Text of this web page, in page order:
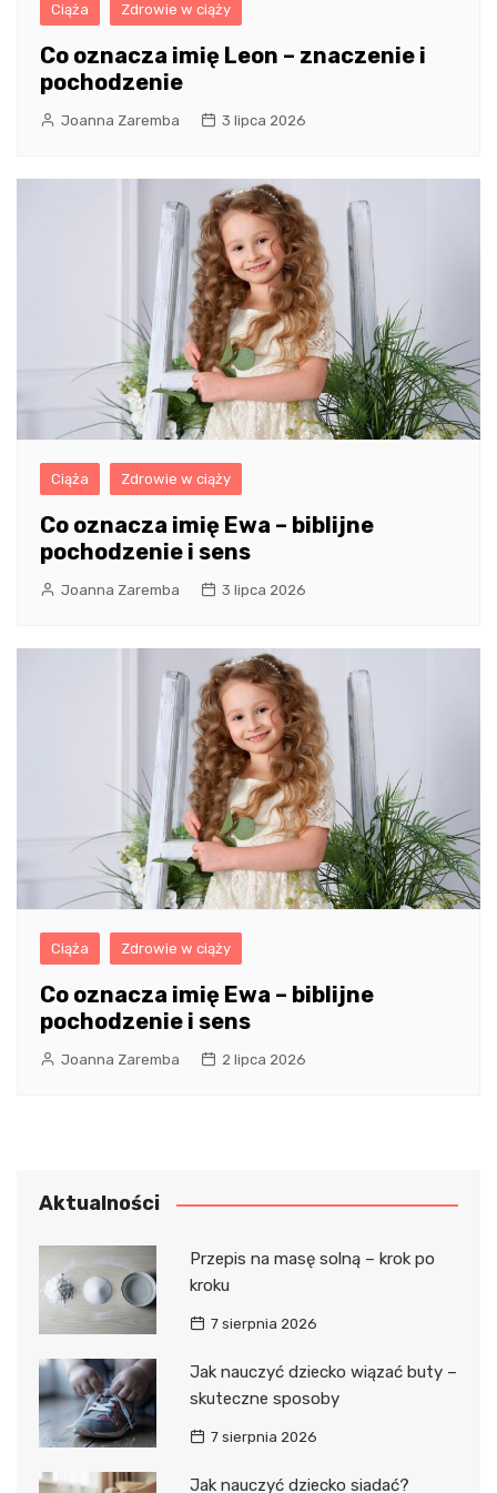
Ciąża Zdrowie w ciąży
Co oznacza imię Leon – znaczenie i
pochodzenie
Joanna Zaremba 3 lipca 2026
Ciąża Zdrowie w ciąży
Co oznacza imię Ewa – biblijne
pochodzenie i sens
Joanna Zaremba 3 lipca 2026
Ciąża Zdrowie w ciąży
Co oznacza imię Ewa – biblijne
pochodzenie i sens
Joanna Zaremba 2 lipca 2026
Aktualności
Przepis na masę solną – krok po
kroku
7 sierpnia 2026
Jak nauczyć dziecko wiązać buty –
skuteczne sposoby
7 sierpnia 2026
Jak nauczyć dziecko siadać?